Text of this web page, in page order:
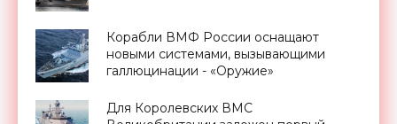
Корабли ВМФ России оснащают
новыми системами, вызывающими
галлюцинации - «Оружие»
Для Королевских ВМС